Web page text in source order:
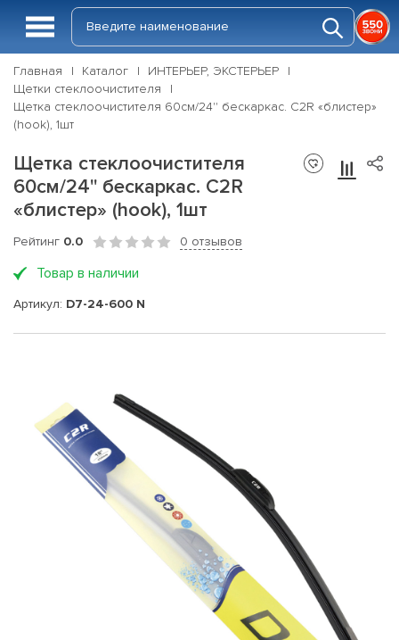
Главная Каталог
ИНТЕРЬЕР, ЭКСТЕРЬЕР
Щетки стеклоочистителя
Щетка стеклоочистителя 60см/24'' бескаркас. C2R «блистер»
(hook), 1шт
Щетка стеклоочистителя
60см/24'' бескаркас. C2R
«блистер» (hook), 1шт
Рейтинг 0.0 0 отзывов
Товар в наличии
Артикул: D7-24-600 N